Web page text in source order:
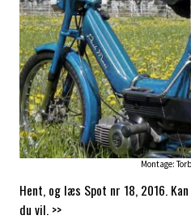
Montage:
Hent, og læs Spot nr 18, 2016.
du vil. >>